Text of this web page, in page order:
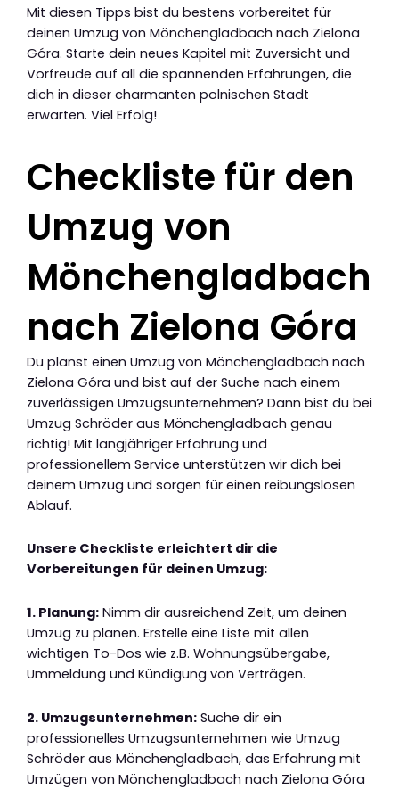
Mit diesen Tipps bist du bestens vorbereitet für
deinen Umzug von Mönchengladbach nach Zielona
Góra. Starte dein neues Kapitel mit Zuversicht und
Vorfreude auf all die spannenden Erfahrungen, die
dich in dieser charmanten polnischen Stadt
erwarten. Viel Erfolg!
Checkliste für den
Umzug von
Mönchengladbach
nach Zielona Góra
Du planst einen Umzug von Mönchengladbach nach
Zielona Góra und bist auf der Suche nach einem
zuverlässigen Umzugsunternehmen? Dann bist du bei
Umzug Schröder aus Mönchengladbach genau
richtig! Mit langjähriger Erfahrung und
professionellem Service unterstützen wir dich bei
deinem Umzug und sorgen für einen reibungslosen
Ablauf.
Unsere Checkliste erleichtert dir die
Vorbereitungen für deinen Umzug:
1. Planung: Nimm dir ausreichend Zeit, um deinen
Umzug zu planen. Erstelle eine Liste mit allen
wichtigen To-Dos wie z.B. Wohnungsübergabe,
Ummeldung und Kündigung von Verträgen.
2. Umzugsunternehmen: Suche dir ein
professionelles Umzugsunternehmen wie Umzug
Schröder aus Mönchengladbach, das Erfahrung mit
Umzügen von Mönchengladbach nach Zielona Góra